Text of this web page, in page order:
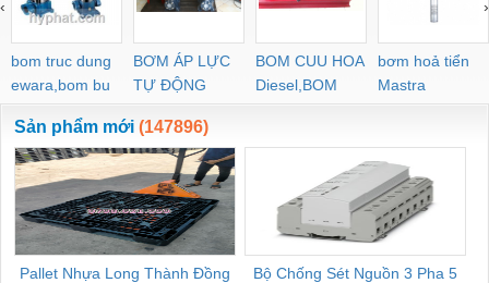
bom truc dung
ewara,bom bu
ewara
BƠM ÁP LỰC
TỰ ĐỘNG
BOM CUU HOA
Diesel,BOM
CHUA CHAY
bơm hoả tiển
Mastra
‹ ›
Sản phẩm mới (147896)
Pallet Nhựa Long Thành Đồng
Bộ Chống Sét Nguồn 3 Pha 5